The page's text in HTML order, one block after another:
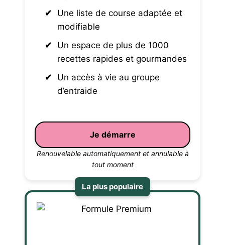
Une liste de course adaptée et
modifiable
Un espace de plus de 1000
recettes rapides et gourmandes
Un accès à vie au groupe
d’entraide
Je démarre
Renouvelable automatiquement et annulable à
tout moment